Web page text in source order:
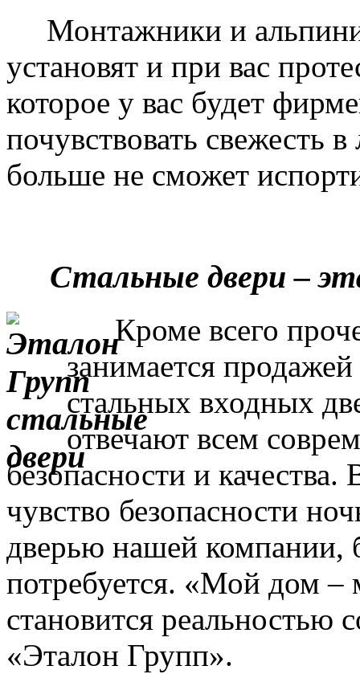
Монтажники и
установят и при вас
которое у вас будет
почувствовать свежесть
больше не сможет
Стальные двери –
Кроме всего
занимается
стальных входных
отвечают всем
безопасности и
чувство безопасности
дверью нашей компании,
потребуется. «Мой дом –
становится реальностью
«Эталон Групп».